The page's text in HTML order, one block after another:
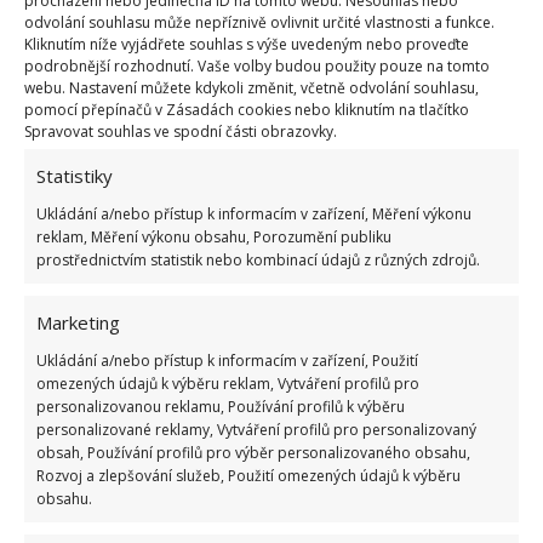
odvolání souhlasu může nepříznivě ovlivnit určité vlastnosti a funkce.
Kliknutím níže vyjádřete souhlas s výše uvedeným nebo proveďte
podrobnější rozhodnutí. Vaše volby budou použity pouze na tomto
webu. Nastavení můžete kdykoli změnit, včetně odvolání souhlasu,
pomocí přepínačů v Zásadách cookies nebo kliknutím na tlačítko
Spravovat souhlas ve spodní části obrazovky.
Statistiky
Ukládání a/nebo přístup k informacím v zařízení, Měření výkonu
reklam, Měření výkonu obsahu, Porozumění publiku
prostřednictvím statistik nebo kombinací údajů z různých zdrojů.
Marketing
Ukládání a/nebo přístup k informacím v zařízení, Použití
omezených údajů k výběru reklam, Vytváření profilů pro
personalizovanou reklamu, Používání profilů k výběru
personalizované reklamy, Vytváření profilů pro personalizovaný
obsah, Používání profilů pro výběr personalizovaného obsahu,
Rozvoj a zlepšování služeb, Použití omezených údajů k výběru
obsahu.
nemocía také mohou na vaši zahradu zavléct
parazity. Na BydlímeÚtulně jsme již dříve napsali o
tom, jak se můžete humánní cestou na zahradě
zbavit krtka.